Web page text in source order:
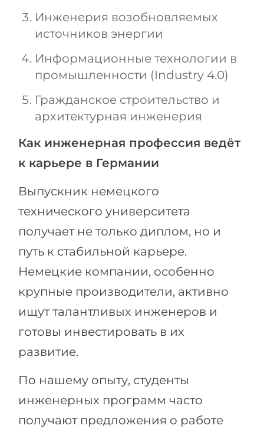
Инженерия возобновляемых
источников энергии
Информационные технологии в
промышленности (Industry 4.0)
Гражданское строительство и
архитектурная инженерия
Как инженерная профессия ведёт
к карьере в Германии
Выпускник немецкого
технического университета
получает не только диплом, но и
путь к стабильной карьере.
Немецкие компании, особенно
крупные производители, активно
ищут талантливых инженеров и
готовы инвестировать в их
развитие.
По нашему опыту, студенты
инженерных программ часто
получают предложения о работе